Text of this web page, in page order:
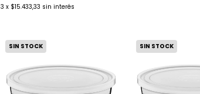
3 x $15.433,33 sin interés
SIN STOCK SIN STOCK